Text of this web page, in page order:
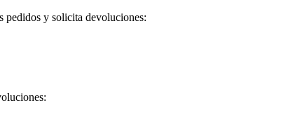
pedidos y solicita devoluciones: